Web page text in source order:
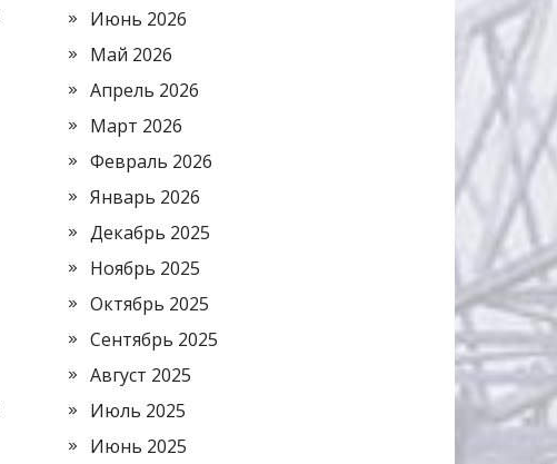
Июнь 2026
Май 2026
Апрель 2026
Март 2026
Февраль 2026
Январь 2026
Декабрь 2025
Ноябрь 2025
Октябрь 2025
Сентябрь 2025
Август 2025
Июль 2025
Июнь 2025